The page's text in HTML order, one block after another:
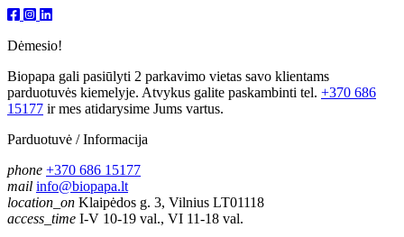
Dėmesio!
Biopapa gali pasiūlyti 2 parkavimo vietas savo klientams
parduotuvės kiemelyje. Atvykus galite paskambinti tel. +370 686
15177 ir mes atidarysime Jums vartus.
Parduotuvė / Informacija
phone +370 686 15177
mail info@biopapa.lt
location_on Klaipėdos g. 3, Vilnius LT01118
access_time I-V 10-19 val., VI 11-18 val.